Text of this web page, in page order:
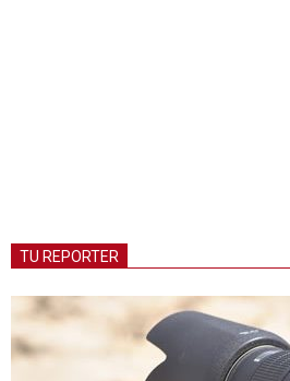
TU REPORTER